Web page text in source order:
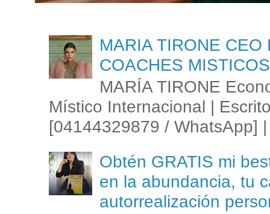
MARIA TIRONE
COACHES
MARÍA TIRONE
Místico Internacional |
[04144329879 / WhatsApp]
Obtén GRATIS mi
en la abundancia, tu
autorrealización